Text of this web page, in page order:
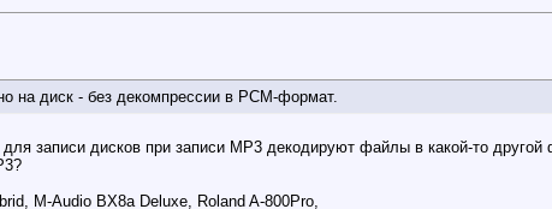
на диск - без декомпрессии в PCM-формат.
записи дисков при записи MP3 декодируют файлы в какой-то другой
M-Audio BX8a Deluxe, Roland A-800Pro,